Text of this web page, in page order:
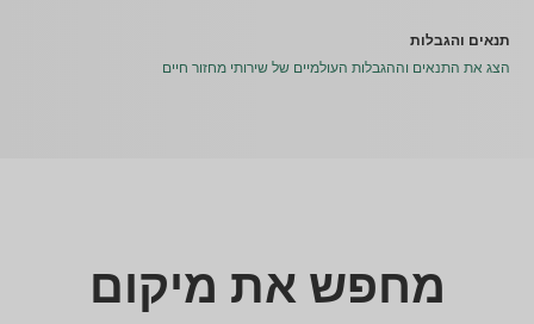
תנאים והגבלות
הצג את התנאים וההגבלות העולמיים של שירותי מחזור חיים
מחפש את מיקום